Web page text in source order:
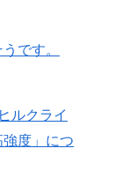
です。
ルクライ
度」につ